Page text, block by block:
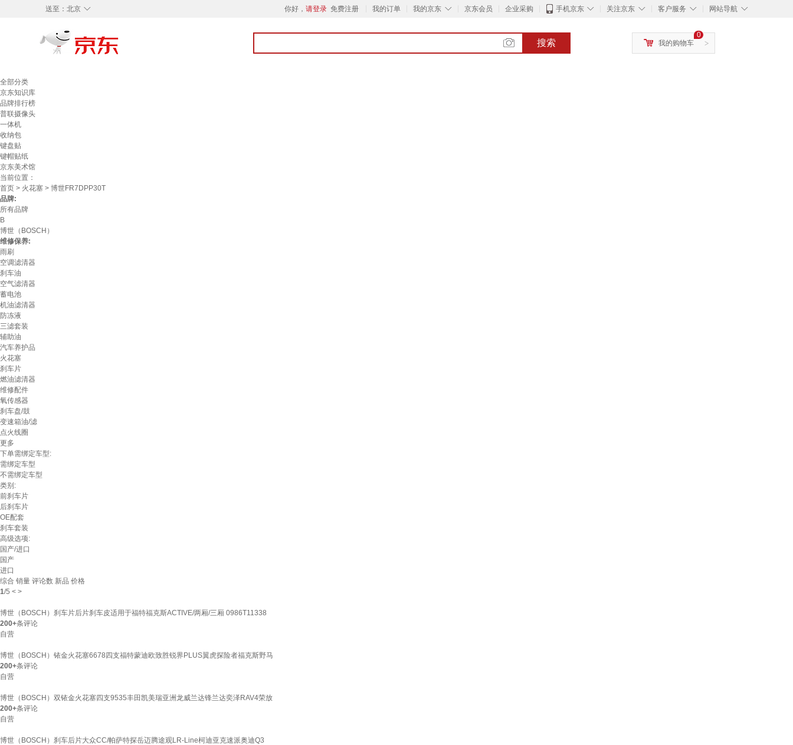
◇
送至： 北京 你好， 请登录 免费注册 我的订单 ◇
我的京东 京东会员 企业采购 ◇
手机京东 ◇
关注京东 ◇
客户服务 ◇
网站导航
搜索 >
0
我的购物车
全部分类
京东知识库
品牌排行榜
普联摄像头
一体机
收纳包
键盘贴
键帽贴纸
京东美术馆
当前位置：
首页 > 火花塞 > 博世FR7DPP30T
品牌:
所有品牌
B
博世（BOSCH）
维修保养:
雨刷
空调滤清器
刹车油
空气滤清器
蓄电池
机油滤清器
防冻液
三滤套装
辅助油
汽车养护品
火花塞
刹车片
燃油滤清器
维修配件
氧传感器
刹车盘/鼓
变速箱油/滤
点火线圈
更多
下单需绑定车型:
需绑定车型
不需绑定车型
类别:
前刹车片
后刹车片
OE配套
刹车套装
高级选项:
国产/进口
国产
进口
综合 销量 评论数 新品 价格
1/5 < >
博世（BOSCH）刹车片后片刹车皮适用于福特福克斯ACTIVE/两厢/三厢 0986T11338
200+条评论
自营
博世（BOSCH）铱金火花塞6678四支福特蒙迪欧致胜锐界PLUS翼虎探险者福克斯野马
200+条评论
自营
博世（BOSCH）双铱金火花塞四支9535丰田凯美瑞亚洲龙威兰达锋兰达奕泽RAV4荣放
200+条评论
自营
博世（BOSCH）刹车后片大众CC/帕萨特探岳迈腾途观LR-Line柯迪亚克速派奥迪Q3